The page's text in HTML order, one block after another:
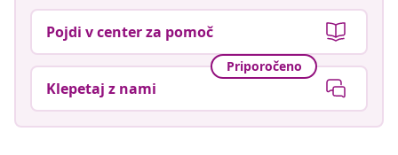
Pojdi v center za pomoč
Priporočeno
Klepetaj z nami